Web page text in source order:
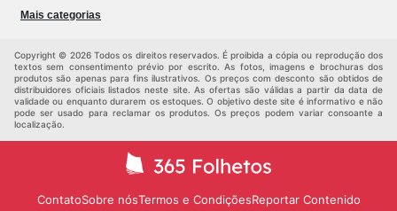
Crianças
Mais categorias
Copyright © 2026 Todos os direitos reservados. É proibida a cópia ou reprodução dos
textos sem consentimento prévio por escrito. As fotos, imagens e brochuras dos
produtos são apenas para fins ilustrativos. Os preços com desconto são obtidos de
distribuidores oficiais listados neste site. As ofertas são válidas a partir da data de
validade ou enquanto durarem os estoques. O objetivo deste site é informativo e não
pode ser usado para reclamar os produtos. Os preços podem variar consoante a
localização.
ContatoSobre nósTermos e CondiçõesReportar Contenido